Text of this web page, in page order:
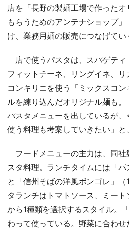
店を「長野の製麺工場で作った
もらうためのアンテナショップ
け、業務用麺の販売につなげてい
店で使うパスタは、スパゲティ
フィットチーネ、リングイネ、
コンキリエを使う「ミックスコ
ルを練り込んだオリジナル麺も
パスタメニューを出しているが
使う料理も考案していきたい」と
フードメニューの主力は、同社
スタ料理。ランチタイムには「パ
と「信州そばの洋風ボンゴレ」
タランチはトマトソース、ミー
から1種類を選択するスタイル。
わって使っている。野菜に合わ